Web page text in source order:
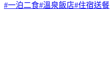
#一泊二食#溫泉飯店#住宿送餐